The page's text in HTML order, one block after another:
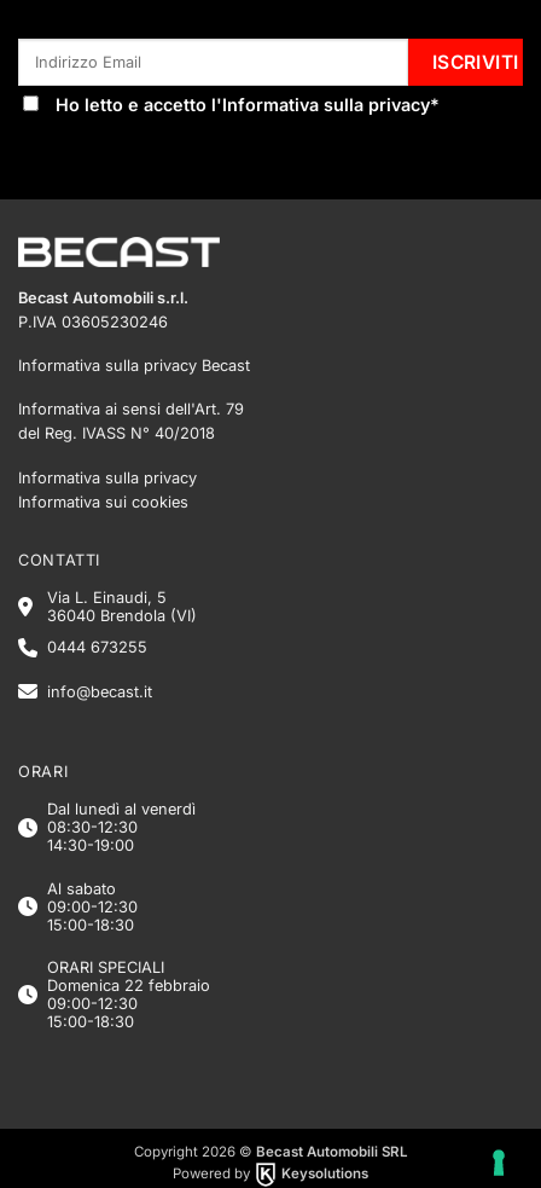
Ho letto e accetto l'Informativa sulla privacy*
Becast Automobili s.r.l.
P.IVA 03605230246
Informativa sulla privacy Becast
Informativa ai sensi dell'Art. 79
del Reg. IVASS N° 40/2018
Informativa sulla privacy
Informativa sui cookies
CONTATTI
Via L. Einaudi, 5
36040 Brendola (VI)
0444 673255
info@becast.it
ORARI
Dal lunedì al venerdì
08:30-12:30
14:30-19:00
Al sabato
09:00-12:30
15:00-18:30
ORARI SPECIALI
Domenica 22 febbraio
09:00-12:30
15:00-18:30
Copyright 2026 © Becast Automobili SRL
Powered by
Keysolutions